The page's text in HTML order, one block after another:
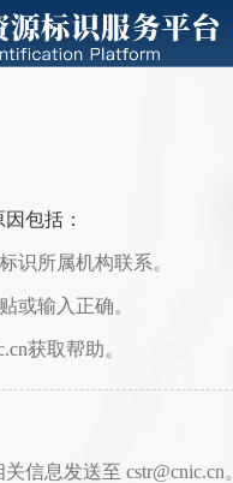
包括：
识所属机构联系。
或输入正确。
获取帮助。
信息发送至 cstr@cnic.cn